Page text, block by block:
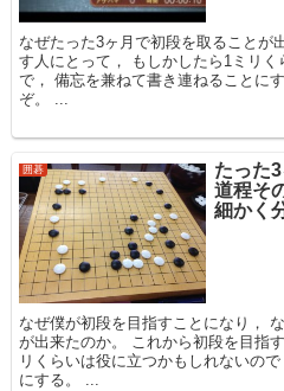
なぜたった3ヶ月で初段を取ることが
す人にとって， もしかしたら1ミリ
で， 備忘を兼ねて書き連ねることに
ぞ。 ...
囲碁
たった
道程そ
細かく
なぜ僕が初段を目指すことになり，
が出来たのか。 これから初段を目指
リくらいは役に立つかもしれないの
にする。 ...